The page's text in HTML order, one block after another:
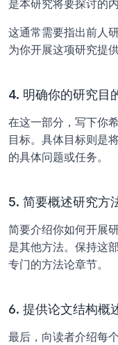
是本研究将要探讨的
这通常需要指出前人
为你开展这项研究提
4. 明确你的研究目
在这一部分，写下你
目标。具体目标则是
的具体问题或任务。
5. 简要概述研究方
简要介绍你如何开展
是其他方法。保持这
专门的方法论章节。
6. 提供论文结构概
最后，向读者介绍每